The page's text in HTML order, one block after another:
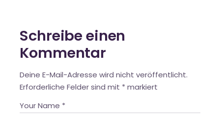
Schreibe einen
Kommentar
Deine E-Mail-Adresse wird nicht veröffentlicht.
Erforderliche Felder sind mit * markiert